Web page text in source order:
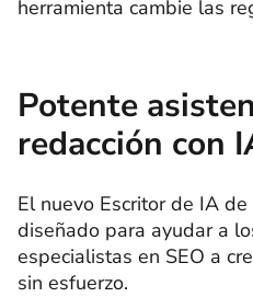
herramienta cambie las
Potente
redacción con
El nuevo Escritor de IA
diseñado para ayudar a
especialistas en SEO a
sin esfuerzo.